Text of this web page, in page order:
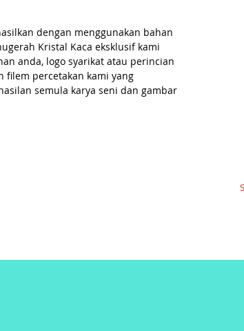
dengan menggunakan bahan
Kristal Kaca eksklusif kami
anda, logo syarikat atau perincian
filem percetakan kami yang
semula karya seni dan gambar